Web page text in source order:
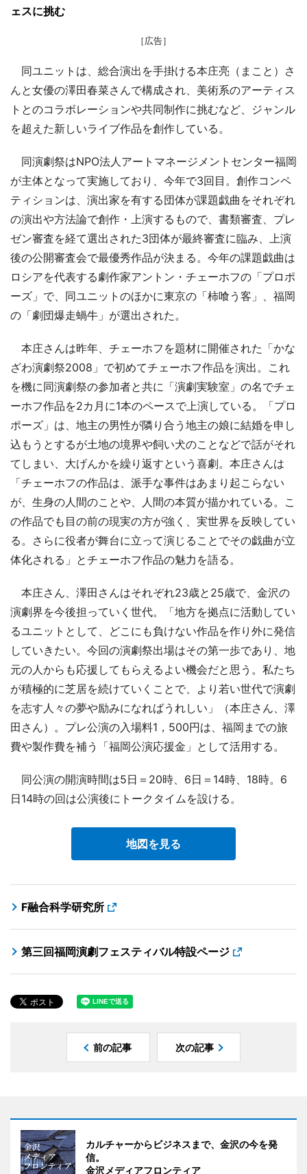
ェスに挑む
［広告］
同ユニットは、総合演出を手掛ける本庄亮（まこと）さ
んと女優の澤田春菜さんで構成され、美術系のアーティス
トとのコラボレーションや共同制作に挑むなど、ジャンル
を超えた新しいライブ作品を創作している。
同演劇祭はNPO法人アートマネージメントセンター福岡
が主体となって実施しており、今年で3回目。創作コンペ
ティションは、演出家を有する団体が課題戯曲をそれぞれ
の演出や方法論で創作・上演するもので、書類審査、プレ
ゼン審査を経て選出された3団体が最終審査に臨み、上演
後の公開審査会で最優秀作品が決まる。今年の課題戯曲は
ロシアを代表する劇作家アントン・チェーホフの「プロポ
ーズ」で、同ユニットのほかに東京の「柿喰う客」、福岡
の「劇団爆走蝸牛」が選出された。
本庄さんは昨年、チェーホフを題材に開催された「かな
ざわ演劇祭2008」で初めてチェーホフ作品を演出。これ
を機に同演劇祭の参加者と共に「演劇実験室」の名でチェ
ーホフ作品を2カ月に1本のペースで上演している。「プロ
ポーズ」は、地主の男性が隣り合う地主の娘に結婚を申し
込もうとするが土地の境界や飼い犬のことなどで話がそれ
てしまい、大げんかを繰り返すという喜劇。本庄さんは
「チェーホフの作品は、派手な事件はあまり起こらない
が、生身の人間のことや、人間の本質が描かれている。こ
の作品でも目の前の現実の方が強く、実世界を反映してい
る。さらに役者が舞台に立って演じることでその戯曲が立
体化される」とチェーホフ作品の魅力を語る。
本庄さん、澤田さんはそれぞれ23歳と25歳で、金沢の
演劇界を今後担っていく世代。「地方を拠点に活動してい
るユニットとして、どこにも負けない作品を作り外に発信
していきたい。今回の演劇祭出場はその第一歩であり、地
元の人からも応援してもらえるよい機会だと思う。私たち
が積極的に芝居を続けていくことで、より若い世代で演劇
を志す人々の夢や励みになればうれしい」（本庄さん、澤
田さん）。プレ公演の入場料1，500円は、福岡までの旅
費や製作費を補う「福岡公演応援金」として活用する。
同公演の開演時間は5日＝20時、6日＝14時、18時。6
日14時の回は公演後にトークタイムを設ける。
地図を見る
F融合科学研究所
第三回福岡演劇フェスティバル特設ページ
前の記事 次の記事
カルチャーからビジネスまで、金沢の今を発
信。
金沢メディアフロンティア